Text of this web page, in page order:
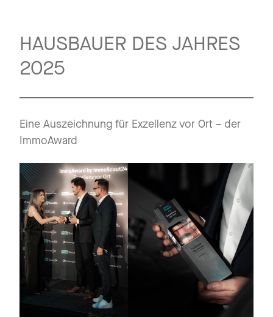
HAUSBAUER DES JAHRES
2025
Eine Auszeichnung für Exzellenz vor Ort – der
ImmoAward